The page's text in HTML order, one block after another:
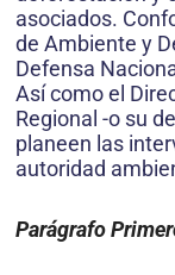
asociados.
de Ambiente y
Defensa
Así como el
Regional -o su
planeen las
autoridad
Parágrafo